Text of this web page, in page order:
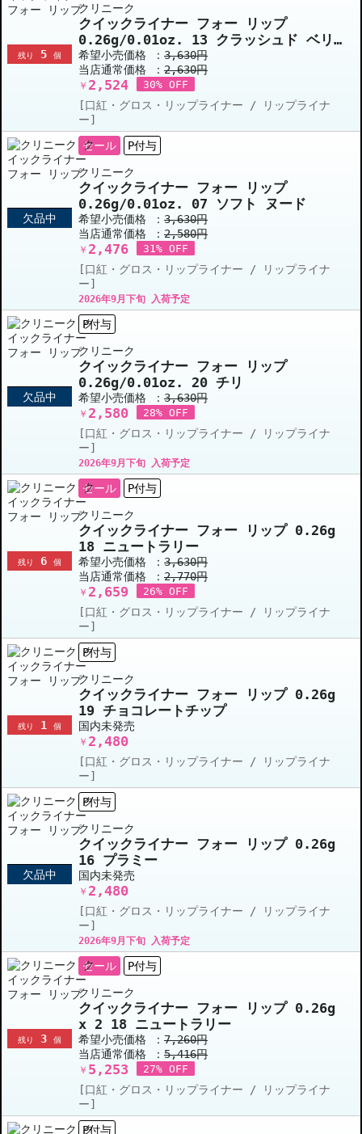
残り 5 個
クリニーク
クイックライナー フォー リップ
0.26g/0.01oz. 13 クラッシュド ベリ
ー
希望小売価格 ： 3,630円
当店通常価格 ： 2,630円
￥ 2,524 30% OFF
[口紅・グロス・リップライナー / リップライナ
ー]
欠品中
セール P付与
クリニーク
クイックライナー フォー リップ
0.26g/0.01oz. 07 ソフト ヌード
希望小売価格 ： 3,630円
当店通常価格 ： 2,580円
￥ 2,476 31% OFF
[口紅・グロス・リップライナー / リップライナ
ー]
2026年9月下旬 入荷予定
欠品中
P付与
クリニーク
クイックライナー フォー リップ
0.26g/0.01oz. 20 チリ
希望小売価格 ： 3,630円
￥ 2,580 28% OFF
[口紅・グロス・リップライナー / リップライナ
ー]
2026年9月下旬 入荷予定
残り 6 個
セール P付与
クリニーク
クイックライナー フォー リップ 0.26g
18 ニュートラリー
希望小売価格 ： 3,630円
当店通常価格 ： 2,770円
￥ 2,659 26% OFF
[口紅・グロス・リップライナー / リップライナ
ー]
残り 1 個
P付与
クリニーク
クイックライナー フォー リップ 0.26g
19 チョコレートチップ
国内未発売
￥ 2,480
[口紅・グロス・リップライナー / リップライナ
ー]
欠品中
P付与
クリニーク
クイックライナー フォー リップ 0.26g
16 プラミー
国内未発売
￥ 2,480
[口紅・グロス・リップライナー / リップライナ
ー]
2026年9月下旬 入荷予定
残り 3 個
セール P付与
クリニーク
クイックライナー フォー リップ 0.26g
x 2 18 ニュートラリー
希望小売価格 ： 7,260円
当店通常価格 ： 5,416円
￥ 5,253 27% OFF
[口紅・グロス・リップライナー / リップライナ
ー]
P付与